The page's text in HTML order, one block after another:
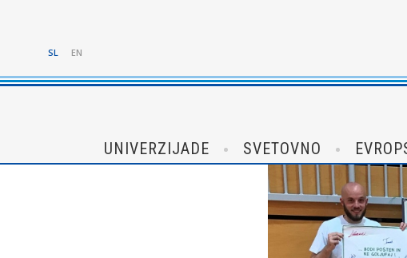
SL EN
UNIVERZIJADE SVETOVNO